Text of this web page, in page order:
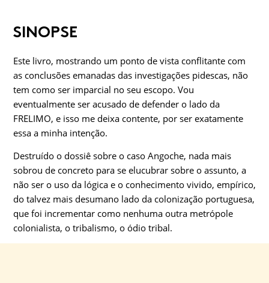
SINOPSE
Este livro, mostrando um ponto de vista conflitante com
as conclusões emanadas das investigações pidescas, não
tem como ser imparcial no seu escopo. Vou
eventualmente ser acusado de defender o lado da
FRELIMO, e isso me deixa contente, por ser exatamente
essa a minha intenção.
Destruído o dossiê sobre o caso Angoche, nada mais
sobrou de concreto para se elucubrar sobre o assunto, a
não ser o uso da lógica e o conhecimento vivido, empírico,
do talvez mais desumano lado da colonização portuguesa,
que foi in­crementar como nenhuma outra metrópole
colonialista, o tri­balismo, o ódio tribal.